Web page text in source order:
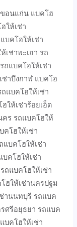
อนแก่น แบคโฮ
ให้เช่า
บคโฮให้เช่า
เช่าพะเยา รถ
ถแบคโฮให้เช่า
ช่าบึงกาฬ แบคโฮ
แบคโฮให้เช่า
ให้เช่าร้อยเอ็ด
คร รถแบคโฮให้
คโฮให้เช่า
แบคโฮให้เช่า
คโฮให้เช่า
ถแบคโฮให้เช่า
ฮให้เช่านครปฐม
านนทบุรี รถแบค
ศรีอยุธยา รถแบค
บคโฮให้เช่า